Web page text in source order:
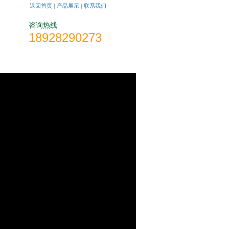
返回首页| 产品展示| 联系我们
咨询热线
18928290273